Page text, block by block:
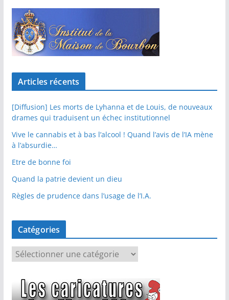
Articles récents
[Diffusion] Les morts de Lyhanna et de Louis, de nouveaux
drames qui traduisent un échec institutionnel
Vive le cannabis et à bas l’alcool ! Quand l’avis de l’IA mène
à l’absurdie…
Etre de bonne foi
Quand la patrie devient un dieu
Règles de prudence dans l’usage de l’I.A.
Catégories
a
é